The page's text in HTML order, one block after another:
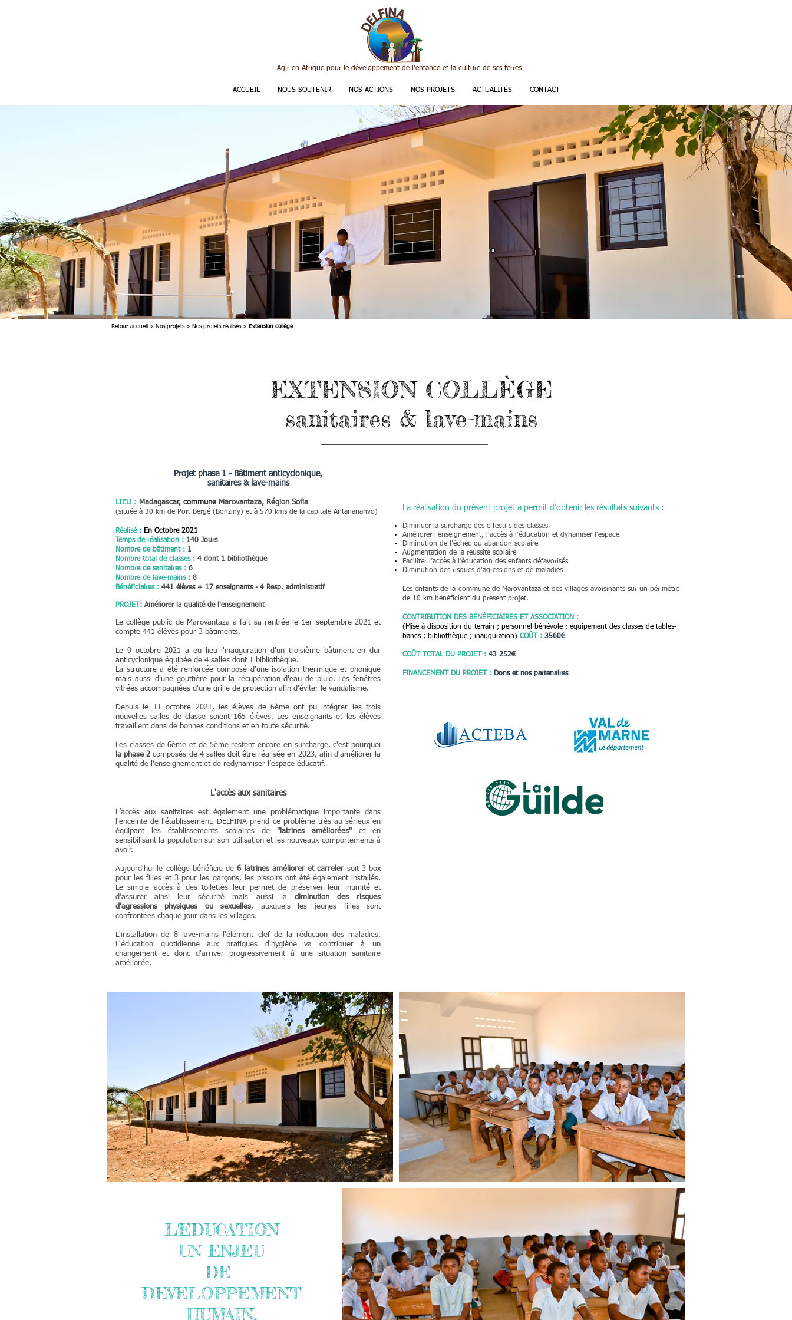
Agir en Afrique pour le développement de l'enfance et la culture de ses terres
ACCUEIL NOUS SOUTENIR NOS ACTIONS NOS PROJETS ACTUALITÉS CONTACT
Retour accueil > Nos projets> Nos projets réalisés> Extension collège
EXTENSION COLLÈGE
sanitaires & lave-mains
L'EDUCATION
UN ENJEU
DE
DEVELOPPEMENT
HUMAIN,
Projet phase 1 - Bâtimentanticyclonique,
sanitaires & lave-mains
LIEU : Madagascar, commune Marovantaza, Région Sofia
(située à 30 km de Port Bergé (Boriziny) et à 570 kms de la capitale Antananarivo)
Réalisé : En Octobre 2021
Temps de réalisation : 140 Jours
Nombre de bâtiment : 1
Nombre total de classes : 4 dont 1 bibliothèque
Nombre de sanitaires : 6
Nombre de lave-mains : 8
Bénéficiaires: 441 élèves + 17 enseignants - 4 Resp. administratif
PROJET : Améliorer la qualité de l'enseignement
Le collège public de Marovantaza a fait sa rentrée le 1er septembre 2021 et
compte 441 élèves pour 3 bâtiments.
Le 9 octobre 2021 a eu lieu l'inauguration d'un troisième bâtiment en dur
anticyclonique équipée de 4 salles dont 1 bibliothèque.
La structure a été renforcée composé d'une isolation thermique et phonique
mais aussi d'une gouttière pour la récupération d'eau de pluie. Les fenêtres
vitrées accompagnées d'une grille de protection afin d'éviter le vandalisme.
Depuis le 11 octobre 2021, les élèves de 6ème ont pu intégrer les trois
nouvelles salles de classe soient 165 élèves. Les enseignants et les élèves
travaillent dans de bonnes conditions et en toute sécurité.
Les classes de 6ème et de 5ème restent encore en surcharge, c'est pourquoi
la phase 2 composés de 4 salles doit être réalisée en 2023, afin d'améliorer la
qualité de l’enseignement et de redynamiser l’espace éducatif.
L'accès aux sanitaires
L’accès aux sanitaires est également une problématique importante dans
l'enceinte de l'établissement.
DELFINA prend ce problème très au sérieux en
équipant les établissements scolaires de "latrines améliorées" et en
sensibilisant la population sur son utilisation et les nouveaux comportements à
avoir.
Aujourd'hui le collège bénéficie de6 latrines améliorer et carrelersoit 3 box
pour les filles et 3 pour les garçons, les pissoirs ont été également installés.
Le simple accès à des toilettes leur permet de préserver leur intimité et
d’assurer ainsi leur sécurité mais aussi la diminutiondes risques
d'agressions
physiques ou sexuelles, auxquels les jeunes filles sont
confrontées chaque jour dans les villages.
L'installation de 8 lave-mains l'élément clef de la réduction des maladies.
L'éducation quotidienne aux pratiques d'hygiène va contribuer à un
changement et donc d'arriver progressivement à une situation sanitaire
améliorée.
La réalisation du présent projet a permit d’obtenir les résultats suivants :
Diminuer la surcharge des effectifs des classes
Améliorer l’enseignement, l'accès à l'éducation et dynamiser l'espace
Diminution de l’échec ou abandon scolaire
Augmentation de la réussite scolaire
Faciliter l’accès à l’éducation des enfants défavorisés
Diminution des risques d'agressions et de maladies
Les enfants de la commune de Marovantaza et des villages avoisinants sur un périmètre
de 10 km bénéficient du présent projet.
CONTRIBUTION DES BÉNÉFICIAIRES ET ASSOCIATION :
(Mise à disposition du terrain ; personnel bénévole ; équipement des classes de tables-
bancs ; bibliothèque ; inauguration) COÛT : 3560€
COÛT TOTAL DU PROJET : 43 252€
FINANCEMENT DU PROJET : Dons et nos partenaires